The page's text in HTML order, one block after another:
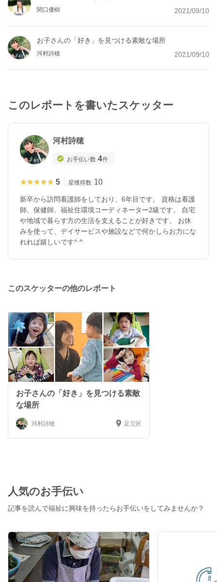
関口優樹 2021/09/10
お子さんの「好き」を見つける素敵な場所
河村詩穂 2021/09/10
このレポートを書いたスケッター
河村詩穂
お手伝い数 4件
★★★★★
★★★★★ 5 星獲得数 10
新卒から訪問看護師をしており、6年目です。 資格は看護
師、保健師、福祉住環境コーディネーター2級です。 自宅
や地域で暮らす方の生活を支えることが好きです。 お休
みを使って、デイサービスや施設などで何かしらお力にな
れれば嬉しいです^ ^
このスケッターの他のレポート
お子さんの「好き」を見つける素敵
な場所
河村詩穂 足立区
人気のお手伝い
記事を読んで福祉に興味を持ったらお手伝いをしてみませんか？